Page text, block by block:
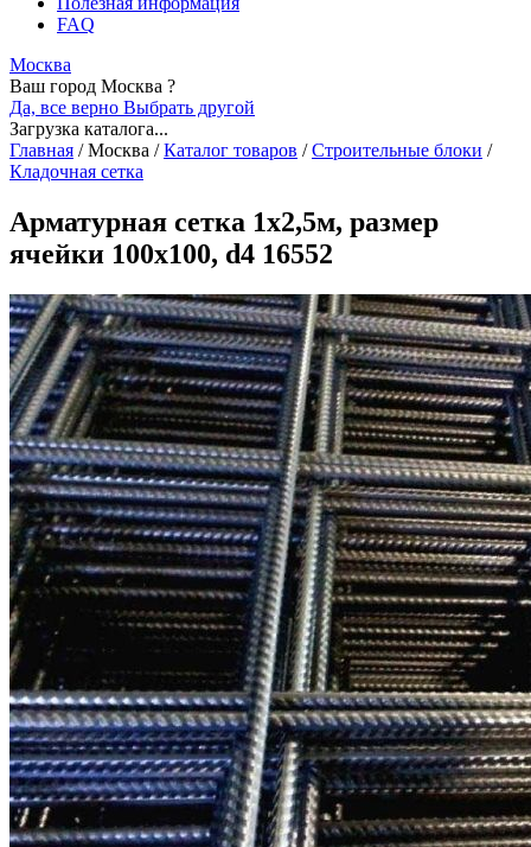
FAQ
Москва
Ваш город Москва ?
Да, все верно Выбрать другой
Загрузка каталога...
Главная /Москва / Каталог товаров / Строительные блоки /
Кладочная сетка
Арматурная сетка 1х2,5м, размер
ячейки 100х100, d4 16552